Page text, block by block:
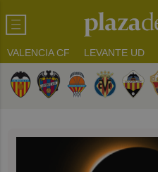
VALENCIA CF LEVANTE UD